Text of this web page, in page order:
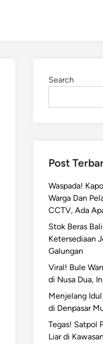
Search
Post
Waspada!
Warga Dan
CCTV, Ada
Stok Beras
Ketersediaan
Galungan
Viral! Bule
di Nusa Dua,
Menjelang
di Denpasar
Tegas! Satpol
Liar di